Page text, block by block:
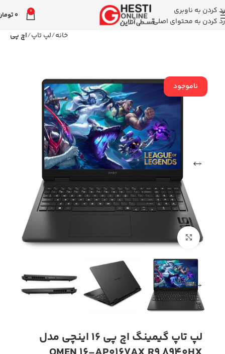
رد کردن به ناوبری
رد کردن به محتوای اصلی
0
0
خانه لپ تاپ اچ پی
ناموجود
بزرگنمایی تصویر
لپ تاپ گیمینگ اچ پی 16 اینچی مدل